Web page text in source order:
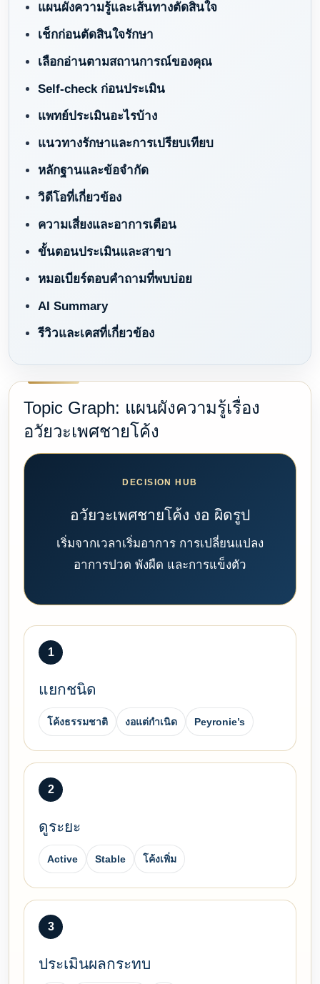
แผนผังความรู้และเส้นทางตัดสินใจ
เช็กก่อนตัดสินใจรักษา
เลือกอ่านตามสถานการณ์ของคุณ
Self-check ก่อนประเมิน
แพทย์ประเมินอะไรบ้าง
แนวทางรักษาและการเปรียบเทียบ
หลักฐานและข้อจำกัด
วิดีโอที่เกี่ยวข้อง
ความเสี่ยงและอาการเตือน
ขั้นตอนประเมินและสาขา
หมอเบียร์ตอบคำถามที่พบบ่อย
AI Summary
รีวิวและเคสที่เกี่ยวข้อง
Topic Graph: แผนผังความรู้เรื่อง
อวัยวะเพศชายโค้ง
DECISION HUB
อวัยวะเพศชายโค้ง งอ ผิดรูป
เริ่มจากเวลาเริ่มอาการ การเปลี่ยนแปลง
อาการปวด พังผืด และการแข็งตัว
1
แยกชนิด
โค้งธรรมชาติ งอแต่กำเนิด Peyronie’s
2
ดูระยะ
Active Stable โค้งเพิ่ม
3
ประเมินผลกระทบ